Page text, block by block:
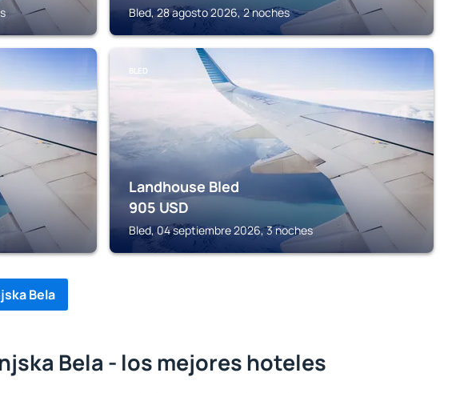
Bled, 28 agosto 2026, 2 noches
BLED
Landhouse Bled
905 USD
Bled, 04 septiembre 2026, 3 noches
Bela
Bela - los mejores hoteles